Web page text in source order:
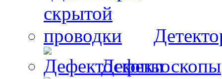
Дефектоскопы